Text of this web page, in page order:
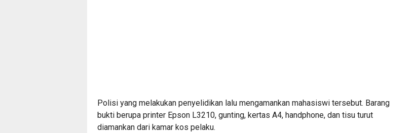
Polisi yang melakukan penyelidikan lalu mengamankan mahasiswi tersebut. Barang
bukti berupa printer Epson L3210, gunting, kertas A4, handphone, dan tisu turut
diamankan dari kamar kos pelaku.